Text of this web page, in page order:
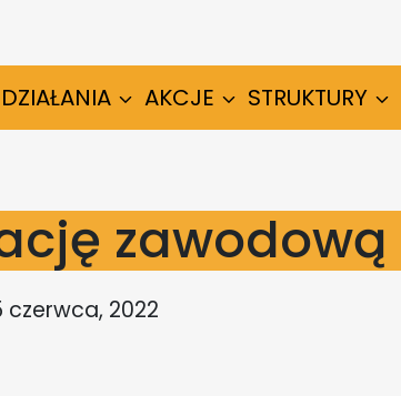
DZIAŁANIA AKCJE STRUKTURY
zawodową
czerwca, 2022